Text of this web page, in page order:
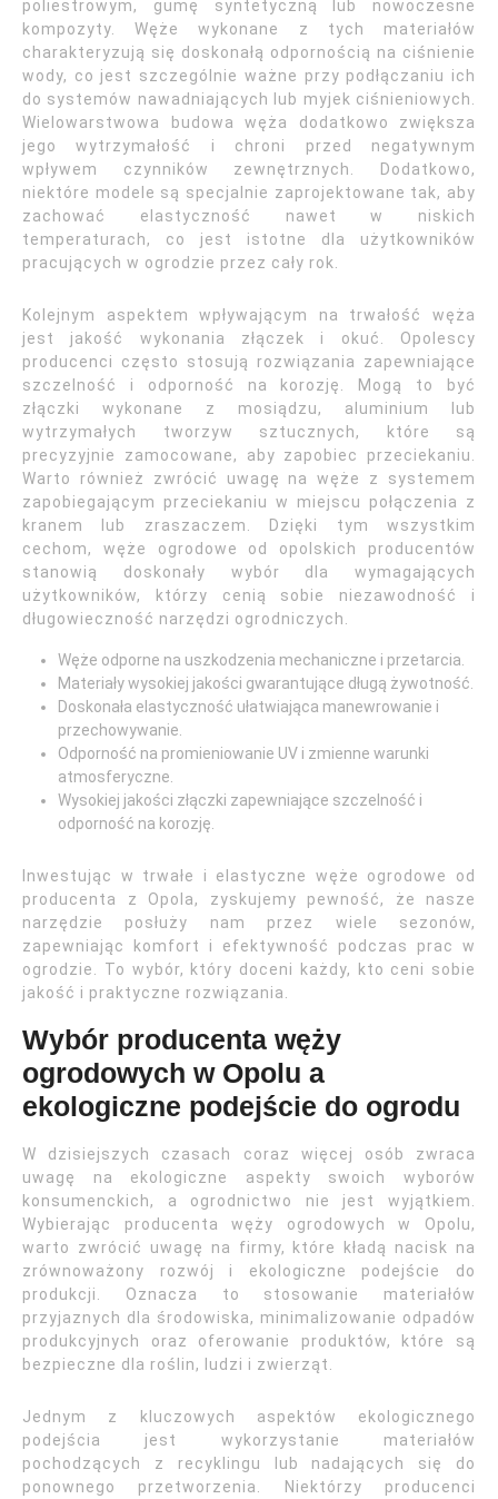
poliestrowym, gumę syntetyczną lub nowoczesne
kompozyty. Węże wykonane z tych materiałów
charakteryzują się doskonałą odpornością na ciśnienie
wody, co jest szczególnie ważne przy podłączaniu ich
do systemów nawadniających lub myjek ciśnieniowych.
Wielowarstwowa budowa węża dodatkowo zwiększa
jego wytrzymałość i chroni przed negatywnym
wpływem czynników zewnętrznych. Dodatkowo,
niektóre modele są specjalnie zaprojektowane tak, aby
zachować elastyczność nawet w niskich
temperaturach, co jest istotne dla użytkowników
pracujących w ogrodzie przez cały rok.
Kolejnym aspektem wpływającym na trwałość węża
jest jakość wykonania złączek i okuć. Opolescy
producenci często stosują rozwiązania zapewniające
szczelność i odporność na korozję. Mogą to być
złączki wykonane z mosiądzu, aluminium lub
wytrzymałych tworzyw sztucznych, które są
precyzyjnie zamocowane, aby zapobiec przeciekaniu.
Warto również zwrócić uwagę na węże z systemem
zapobiegającym przeciekaniu w miejscu połączenia z
kranem lub zraszaczem. Dzięki tym wszystkim
cechom, węże ogrodowe od opolskich producentów
stanowią doskonały wybór dla wymagających
użytkowników, którzy cenią sobie niezawodność i
długowieczność narzędzi ogrodniczych.
Węże odporne na uszkodzenia mechaniczne i przetarcia.
Materiały wysokiej jakości gwarantujące długą żywotność.
Doskonała elastyczność ułatwiająca manewrowanie i
przechowywanie.
Odporność na promieniowanie UV i zmienne warunki
atmosferyczne.
Wysokiej jakości złączki zapewniające szczelność i
odporność na korozję.
Inwestując w trwałe i elastyczne węże ogrodowe od
producenta z Opola, zyskujemy pewność, że nasze
narzędzie posłuży nam przez wiele sezonów,
zapewniając komfort i efektywność podczas prac w
ogrodzie. To wybór, który doceni każdy, kto ceni sobie
jakość i praktyczne rozwiązania.
Wybór producenta węży
ogrodowych w Opolu a
ekologiczne podejście do ogrodu
W dzisiejszych czasach coraz więcej osób zwraca
uwagę na ekologiczne aspekty swoich wyborów
konsumenckich, a ogrodnictwo nie jest wyjątkiem.
Wybierając producenta węży ogrodowych w Opolu,
warto zwrócić uwagę na firmy, które kładą nacisk na
zrównoważony rozwój i ekologiczne podejście do
produkcji. Oznacza to stosowanie materiałów
przyjaznych dla środowiska, minimalizowanie odpadów
produkcyjnych oraz oferowanie produktów, które są
bezpieczne dla roślin, ludzi i zwierząt.
Jednym z kluczowych aspektów ekologicznego
podejścia jest wykorzystanie materiałów
pochodzących z recyklingu lub nadających się do
ponownego przetworzenia. Niektórzy producenci